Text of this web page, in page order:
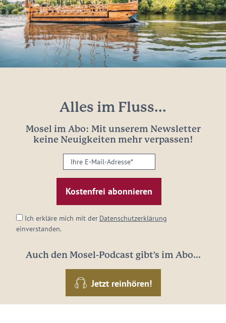
Alles im Fluss...
Mosel im Abo: Mit unserem Newsletter
keine Neuigkeiten mehr verpassen!
Ihre
E-
Mail-
Adresse:
Ich erkläre mich mit der Datenschutzerklärung
einverstanden.
Auch den Mosel-Podcast gibt's im Abo...
Jetzt reinhören!